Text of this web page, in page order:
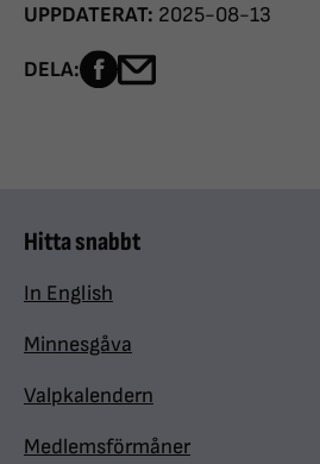
UPPDATERAT: 2025-08-13
DELA: Dela sidan på Facebook
Hitta snabbt
In English
Minnesgåva
Valpkalendern
Medlemsförmåner